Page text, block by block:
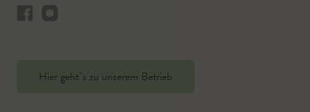
Hier geht`s zu unserem Betrieb